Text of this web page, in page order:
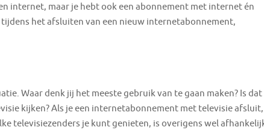
internet, maar je hebt ook een abonnement met internet én
het afsluiten van een nieuw internetabonnement,
Waar denk jij het meeste gebruik van te gaan maken? Is dat
kijken? Als je een internetabonnement met televisie afsluit,
televisiezenders je kunt genieten, is overigens wel